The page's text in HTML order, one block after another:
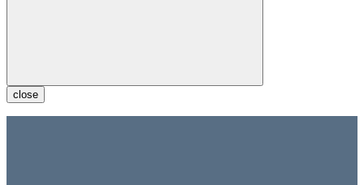
close